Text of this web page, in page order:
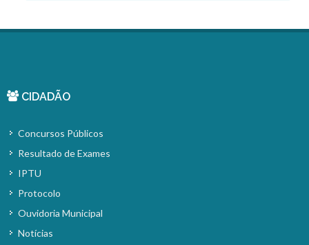
CIDADÃO
Concursos Públicos
Resultado de Exames
IPTU
Protocolo
Ouvidoria Municipal
Notícias